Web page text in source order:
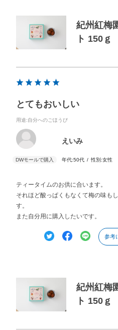
紀州紅梅
ト 150ｇ
とてもおいしい
用途:自分へのごほうび
えいみ
年代:50代 性別:女性
ティータイムのお供に合います。
それほど酸っぱくもなくて梅の味も
す。
また自分用に購入したいです。
参考
紀州紅梅
ト 150ｇ